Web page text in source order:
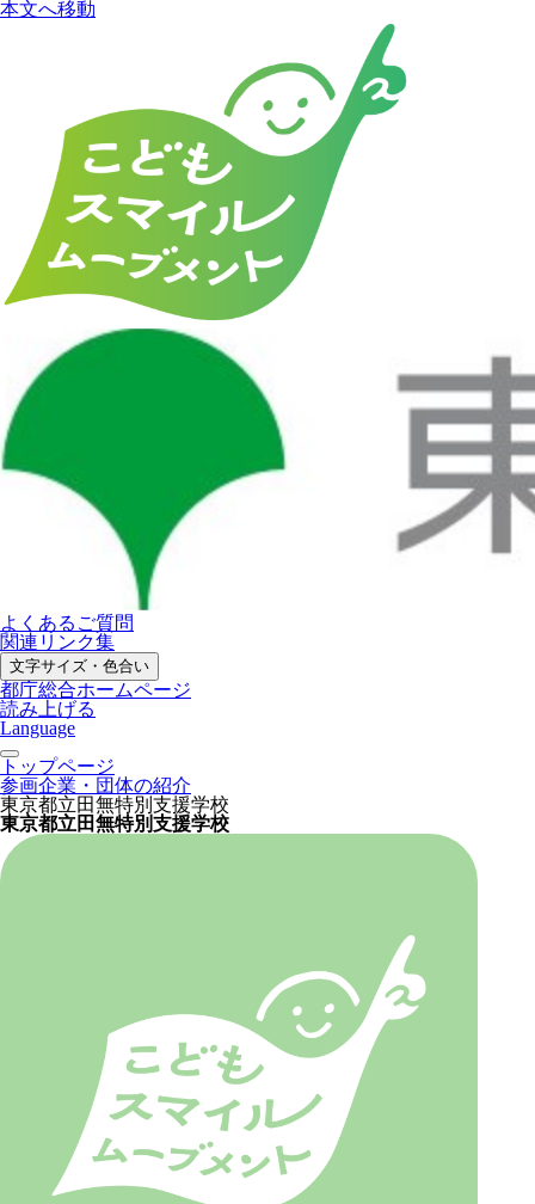
本文へ移動
よくあるご質問
関連リンク集
文字サイズ・色合い
都庁総合ホームページ
読み上げる
Language
トップページ
参画企業・団体の紹介
東京都立田無特別支援学校
東京都立田無特別支援学校